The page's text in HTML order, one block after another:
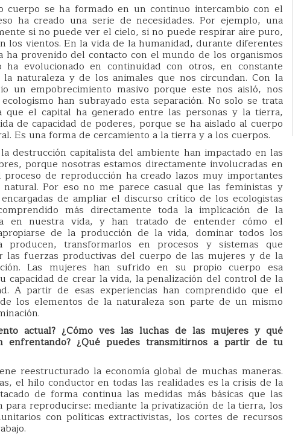
cuerpo se ha formado en un continuo intercambio con el
ha creado una serie de necesidades. Por ejemplo, una
si no puede ver el cielo, si no puede respirar aire puro,
los vientos. En la vida de la humanidad, durante diferentes
ha provenido del contacto con el mundo de los organismos
evolucionado en continuidad con otros, en constante
naturaleza y de los animales que nos circundan. Con la
un empobrecimiento masivo porque este nos aisló, nos
han subrayado esta separación. No solo se trata
que el capital ha generado entre las personas y la tierra,
de capacidad de poderes, porque se ha aislado al cuerpo
Es una forma de cercamiento a la tierra y a los cuerpos.
destrucción capitalista del ambiente han impactado en las
porque nosotras estamos directamente involucradas en
de reproducción ha creado lazos muy importantes
Por eso no me parece casual que las feministas y
de ampliar el discurso crítico de los ecologistas
más directamente toda la implicación de la
en nuestra vida, y han tratado de entender cómo el
de la producción de la vida, dominar todos los
transformarlos en procesos y sistemas que
las fuerzas productivas del cuerpo de las mujeres y de la
Las mujeres han sufrido en su propio cuerpo esa
capacidad de crear la vida, la penalización del control de la
A partir de esas experiencias han comprendido que el
los elementos de la naturaleza son parte de un mismo
actual? ¿Cómo ves las luchas de las mujeres y qué
enfrentando? ¿Qué puedes transmitirnos a partir de tu
reestructurado la economía global de muchas maneras.
el hilo conductor en todas las realidades es la crisis de la
de forma continua las medidas más básicas que las
reproducirse: mediante la privatización de la tierra, los
con políticas extractivistas, los cortes de recursos